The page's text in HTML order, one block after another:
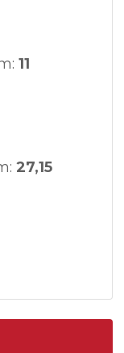
11
27,15